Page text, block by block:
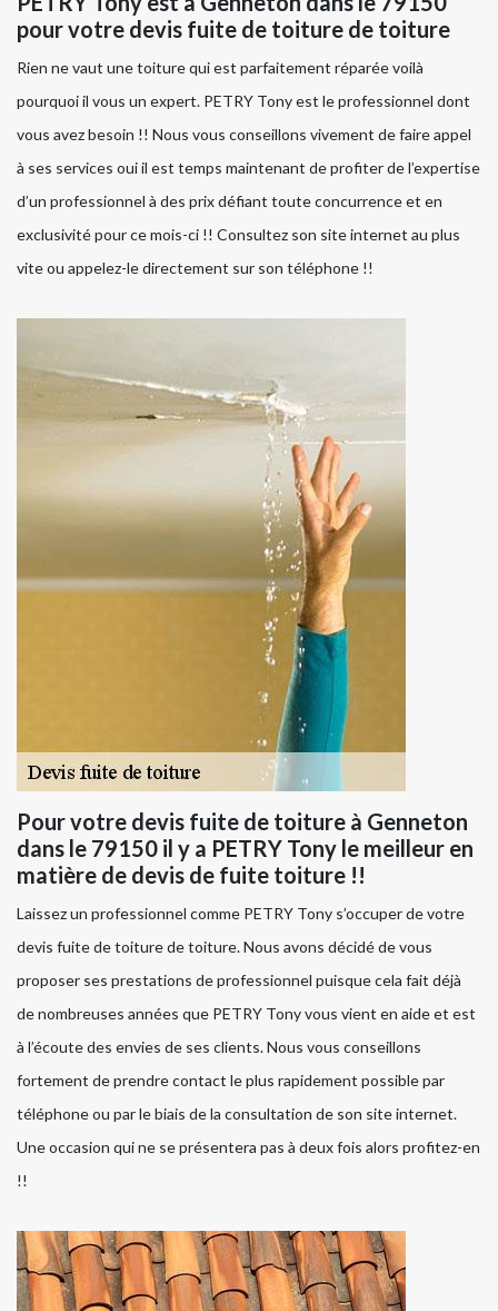
pour votre devis fuite de toiture de toiture
Rien ne vaut une toiture qui est parfaitement réparée voilà
pourquoi il vous un expert. PETRY Tony est le professionnel dont
vous avez besoin !! Nous vous conseillons vivement de faire appel
à ses services oui il est temps maintenant de profiter de l’expertise
d’un professionnel à des prix défiant toute concurrence et en
exclusivité pour ce mois-ci !! Consultez son site internet au plus
vite ou appelez-le directement sur son téléphone !!
Pour votre devis fuite de toiture à Genneton
dans le 79150 il y a PETRY Tony le meilleur en
matière de devis de fuite toiture !!
Laissez un professionnel comme PETRY Tony s’occuper de votre
devis fuite de toiture de toiture. Nous avons décidé de vous
proposer ses prestations de professionnel puisque cela fait déjà
de nombreuses années que PETRY Tony vous vient en aide et est
à l’écoute des envies de ses clients. Nous vous conseillons
fortement de prendre contact le plus rapidement possible par
téléphone ou par le biais de la consultation de son site internet.
Une occasion qui ne se présentera pas à deux fois alors profitez-en
!!